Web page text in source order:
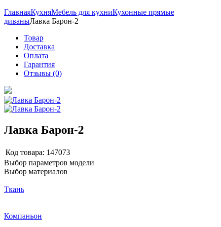
ГлавнаяКухняМебель для кухниКухонные прямые
диваныЛавка Барон-2
Товар
Доставка
Оплата
Гарантия
Отзывы (0)
Лавка Барон-2
Код товара: 147073
Выбор параметров модели
Выбор материалов
Ткань
Компаньон